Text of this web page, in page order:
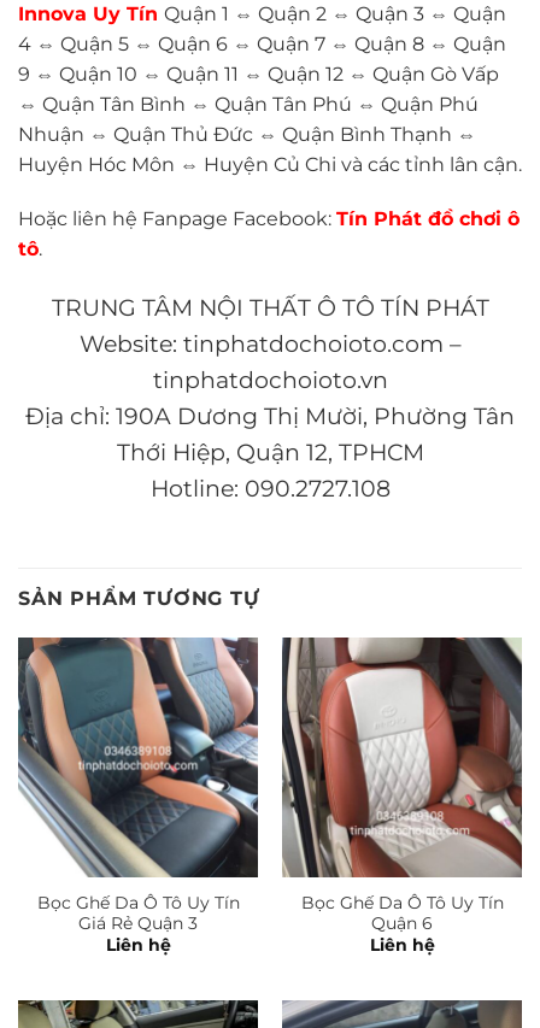
Innova Uy Tín Quận 1 ⇔ Quận 2 ⇔ Quận 3 ⇔ Quận
4 ⇔ Quận 5 ⇔ Quận 6 ⇔ Quận 7 ⇔ Quận 8 ⇔ Quận
9 ⇔ Quận 10 ⇔ Quận 11 ⇔ Quận 12 ⇔ Quận Gò Vấp
⇔ Quận Tân Bình ⇔ Quận Tân Phú ⇔ Quận Phú
Nhuận ⇔ Quận Thủ Đức ⇔ Quận Bình Thạnh ⇔
Huyện Hóc Môn ⇔ Huyện Củ Chi và các tỉnh lân cận.
Hoặc liên hệ Fanpage Facebook: Tín Phát đồ chơi ô
tô.
TRUNG TÂM NỘI THẤT Ô TÔ TÍN PHÁT
Website: tinphatdochoioto.com –
tinphatdochoioto.vn
Địa chỉ: 190A Dương Thị Mười, Phường Tân
Thới Hiệp, Quận 12, TPHCM
Hotline: 090.2727.108
SẢN PHẨM TƯƠNG TỰ
Bọc Ghế Da Ô Tô Uy Tín
Giá Rẻ Quận 3
Liên hệ
Bọc Ghế Da Ô Tô Uy Tín
Quận 6
Liên hệ